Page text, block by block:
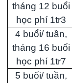
tháng 12 buổi
học phí 1tr3
4 buổi/ tuần,
tháng 16 buổi
học phí 1tr7
5 buổi/ tuần,